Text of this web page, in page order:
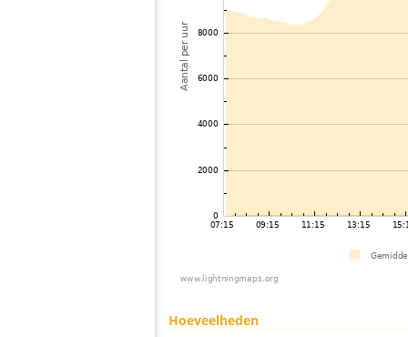
Hoeveelheden